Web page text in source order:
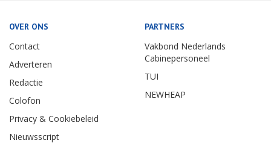
OVER ONS
Contact
Adverteren
Redactie
Colofon
Privacy & Cookiebeleid
Nieuwsscript
PARTNERS
Vakbond Nederlands
Cabinepersoneel
TUI
NEWHEAP